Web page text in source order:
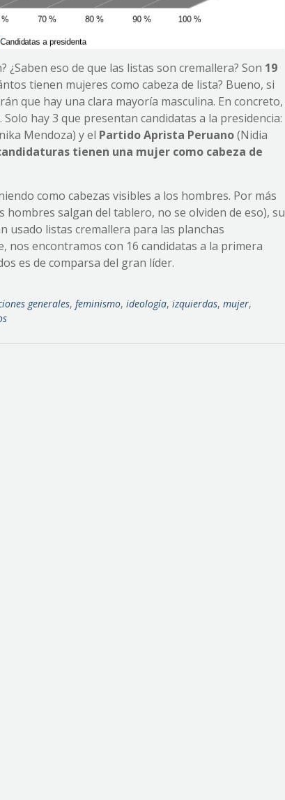
¿Saben eso de que las listas son cremallera? Son 19
tienen mujeres como cabeza de lista? Bueno, si
que hay una clara mayoría masculina. En concreto,
hay 3 que presentan candidatas a la presidencia:
Mendoza) y el Partido Aprista Peruano(Nidia
tienen una mujer como cabeza de
como cabezas visibles a los hombres. Por más
salgan del tablero, no se olviden de eso), su
usado listas cremallera para las planchas
nos encontramos con 16 candidatas a la primera
es de comparsa del gran líder.
generales, feminismo, ideología, izquierdas, mujer,